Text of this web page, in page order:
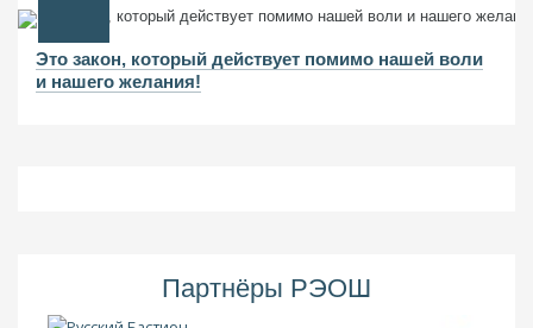
Это закон, который действует помимо нашей воли
и нашего желания!
Партнёры РЭОШ